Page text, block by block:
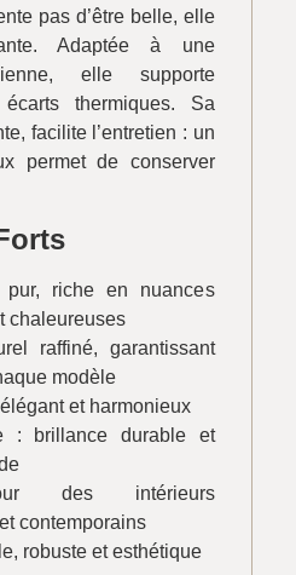
pas d’être belle, elle
Adaptée à une
elle supporte
thermiques. Sa
facilite l’entretien : un
permet de conserver
pur, riche en nuances
chaleureuses
raffiné, garantissant
modèle
et harmonieux
: brillance durable et
des intérieurs
contemporains
robuste et esthétique